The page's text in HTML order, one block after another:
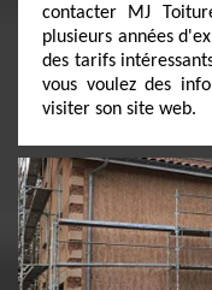
contacter MJ
plusieurs années
des tarifs
vous voulez des
visiter son site web.